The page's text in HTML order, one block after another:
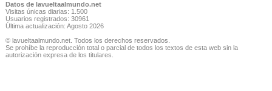
Datos de lavueltaalmundo.net
Visitas únicas diarias: 1.500
Usuarios registrados: 30961
Última actualización: Agosto 2026
© lavueltaalmundo.net. Todos los derechos reservados.
Se prohíbe la reproducción total o parcial de todos los textos de esta web sin la
autorización expresa de los titulares.